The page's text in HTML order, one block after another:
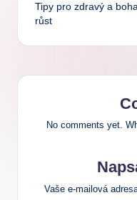
Tipy pro zdravý a
růst
No comments yet.
Vaše e-mailová